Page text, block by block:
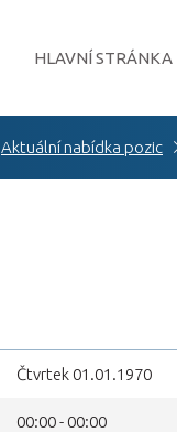
HLAVNÍ STRÁNKA
Aktuální nabídka pozic
Čtvrtek 01.01.1970
00:00 - 00:00